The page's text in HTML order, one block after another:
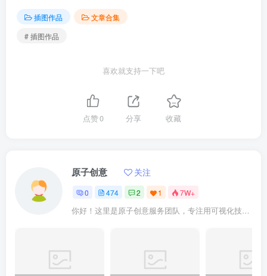
插图作品
文章合集
# 插图作品
喜欢就支持一下吧
点赞0 分享 收藏
原子创意 关注
0 474 2 1 7W+
你好！这里是原子创意服务团队，专注用可视化技术点亮科研成果。我们提供： ✓ 期刊封面设计 ✓ 论文插图优化 ✓ 二维三维动画 ✓ 数字孪生建模 已成功服务10000+企业及科研人士。